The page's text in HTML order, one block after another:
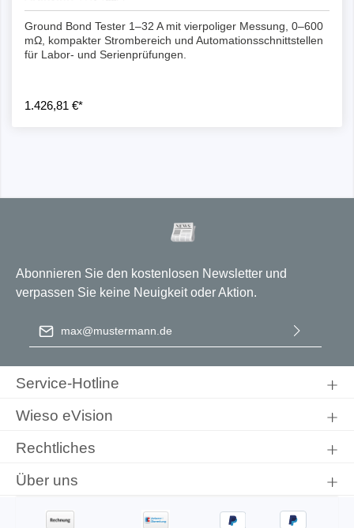
Ground Bond Tester 1–32 A mit vierpoliger Messung, 0–600
mΩ, kompakter Strombereich und Automationsschnittstellen
für Labor- und Serienprüfungen.
1.426,81 €*
Abonnieren Sie den kostenlosen Newsletter und
verpassen Sie keine Neuigkeit oder Aktion.
E-Mail-Adresse
einverstanden.
Service-Hotline
Wieso eVision
Rechtliches
Über uns